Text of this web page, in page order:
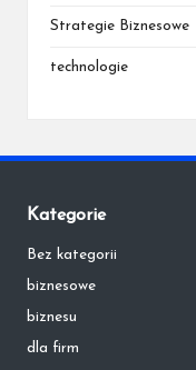
Strategie Biznesowe
technologie
Kategorie
Bez kategorii
biznesowe
biznesu
dla firm